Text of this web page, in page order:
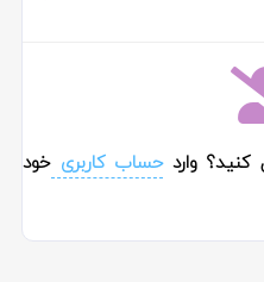
کنید؟ واردحساب کاربریخود